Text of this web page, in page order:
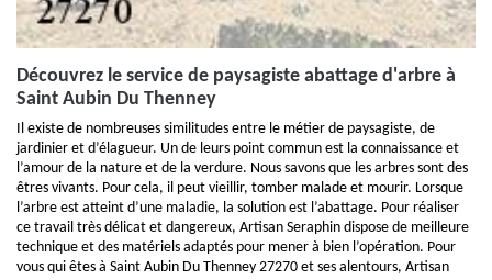
Découvrez le service de paysagiste abattage d'arbre à
Saint Aubin Du Thenney
Il existe de nombreuses similitudes entre le métier de paysagiste, de
jardinier et d’élagueur. Un de leurs point commun est la connaissance et
l’amour de la nature et de la verdure. Nous savons que les arbres sont des
êtres vivants. Pour cela, il peut vieillir, tomber malade et mourir. Lorsque
l’arbre est atteint d’une maladie, la solution est l’abattage. Pour réaliser
ce travail très délicat et dangereux, Artisan Seraphin dispose de meilleure
technique et des matériels adaptés pour mener à bien l’opération. Pour
vous qui êtes à Saint Aubin Du Thenney 27270 et ses alentours, Artisan